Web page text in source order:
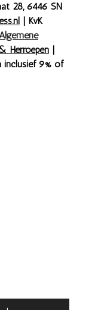
28, 6446 SN
| KvK
Herroepen
inclusief 9% of